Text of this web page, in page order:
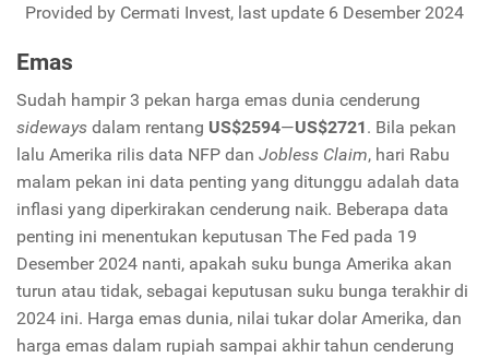
Provided by Cermati Invest, last update 6 Desember 2024
Emas
Sudah hampir 3 pekan harga emas dunia cenderung
sideways dalam rentang US$2594—US$2721. Bila pekan
lalu Amerika rilis data NFP dan Jobless Claim, hari Rabu
malam pekan ini data penting yang ditunggu adalah data
inflasi yang diperkirakan cenderung naik. Beberapa data
penting ini menentukan keputusan The Fed pada 19
Desember 2024 nanti, apakah suku bunga Amerika akan
turun atau tidak, sebagai keputusan suku bunga terakhir di
2024 ini. Harga emas dunia, nilai tukar dolar Amerika, dan
harga emas dalam rupiah sampai akhir tahun cenderung